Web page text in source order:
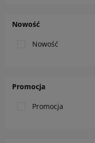
Nowość
Nowość
Promocja
Promocja